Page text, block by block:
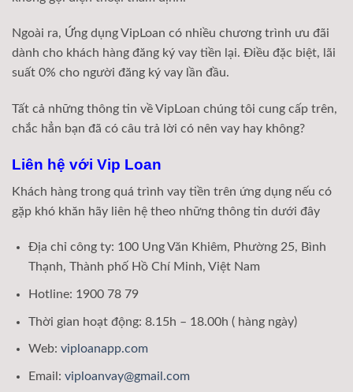
Ngoài ra, Ứng dụng VipLoan có nhiều chương trình ưu đãi
dành cho khách hàng đăng ký vay tiền lại. Điều đặc biệt, lãi
suất 0% cho người đăng ký vay lần đầu.
Tất cả những thông tin về VipLoan chúng tôi cung cấp trên,
chắc hẳn bạn đã có câu trả lời có nên vay hay không?
Liên hệ với Vip Loan
Khách hàng trong quá trình vay tiền trên ứng dụng nếu có
gặp khó khăn hãy liên hệ theo những thông tin dưới đây
Địa chỉ công ty: 100 Ung Văn Khiêm, Phường 25, Bình
Thạnh, Thành phố Hồ Chí Minh, Việt Nam
Hotline: 1900 78 79
Thời gian hoạt động: 8.15h – 18.00h ( hàng ngày)
Web: viploanapp.com
Email: viploanvay@gmail.com